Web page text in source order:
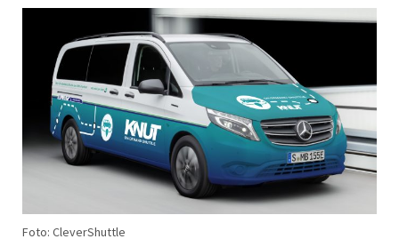
Foto: CleverShuttle